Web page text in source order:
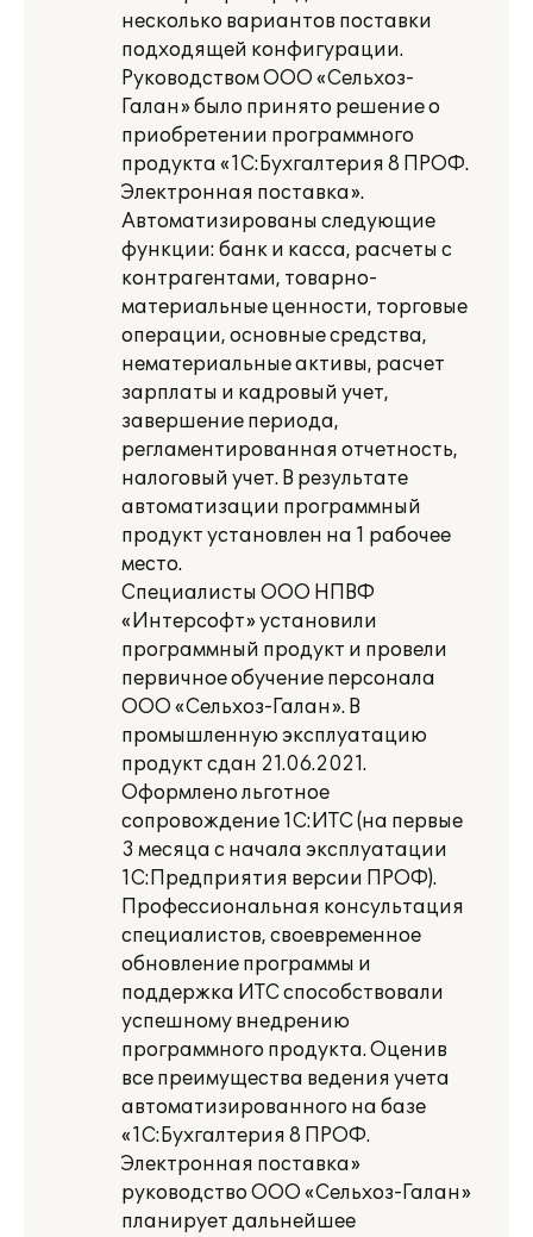
несколько вариантов поставки
подходящей конфигурации.
Руководством ООО «Сельхоз-
Галан» было принято решение о
приобретении программного
продукта «1С:Бухгалтерия 8 ПРОФ.
Электронная поставка».
Автоматизированы следующие
функции: банк и касса, расчеты с
контрагентами, товарно-
материальные ценности, торговые
операции, основные средства,
нематериальные активы, расчет
зарплаты и кадровый учет,
завершение периода,
регламентированная отчетность,
налоговый учет. В результате
автоматизации программный
продукт установлен на 1 рабочее
место.
Специалисты ООО НПВФ
«Интерсофт» установили
программный продукт и провели
первичное обучение персонала
ООО «Сельхоз-Галан». В
промышленную эксплуатацию
продукт сдан 21.06.2021.
Оформлено льготное
сопровождение 1С:ИТС (на первые
3 месяца с начала эксплуатации
1С:Предприятия версии ПРОФ).
Профессиональная консультация
специалистов, своевременное
обновление программы и
поддержка ИТС способствовали
успешному внедрению
программного продукта. Оценив
все преимущества ведения учета
автоматизированного на базе
«1С:Бухгалтерия 8 ПРОФ.
Электронная поставка»
руководство ООО «Сельхоз-Галан»
планирует дальнейшее